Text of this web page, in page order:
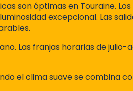
son óptimas en Touraine. Los
excepcional. Las
Las franjas horarias de julio-
el clima suave se combina